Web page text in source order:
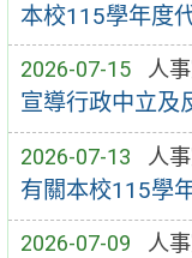
本校115學年度
2026-07-15 人
宣導行政中立及
2026-07-13 人
有關本校115學
2026-07-09 人